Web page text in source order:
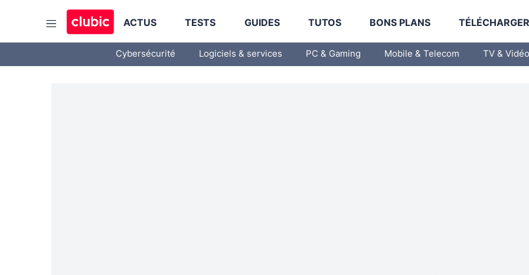
ACTUS TESTS GUIDES TUTOS BONS PLANS
Cybersécurité Logiciels & services PC & Gaming Mobile & Telecom TV & Vidéo